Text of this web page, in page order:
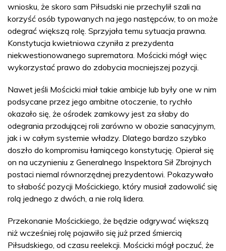
wniosku, że skoro sam Piłsudski nie przechylił szali na
korzyść osób typowanych na jego następców, to on może
odegrać większą rolę. Sprzyjała temu sytuacja prawna.
Konstytucja kwietniowa czyniła z prezydenta
niekwestionowanego suprematora. Mościcki mógł więc
wykorzystać prawo do zdobycia mocniejszej pozycji.
Nawet jeśli Mościcki miał takie ambicje lub były one w nim
podsycane przez jego ambitne otoczenie, to rychło
okazało się, że ośrodek zamkowy jest za słaby do
odegrania przodującej roli zarówno w obozie sanacyjnym,
jak i w całym systemie władzy. Dlatego bardzo szybko
doszło do kompromisu łamiącego konstytucję. Opierał się
on na uczynieniu z Generalnego Inspektora Sił Zbrojnych
postaci niemal równorzędnej prezydentowi. Pokazywało
to słabość pozycji Mościckiego, który musiał zadowolić się
rolą jednego z dwóch, a nie rolą lidera.
Przekonanie Mościckiego, że będzie odgrywać większą
niż wcześniej rolę pojawiło się już przed śmiercią
Piłsudskiego, od czasu reelekcji. Mościcki mógł poczuć, że